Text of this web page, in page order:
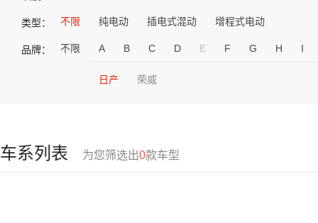
类型： 不限 纯电动 插电式混动 增程式电动
品牌： 不限 A B C D E F G H I
日产 荣威
车系列表 为您筛选出0款车型